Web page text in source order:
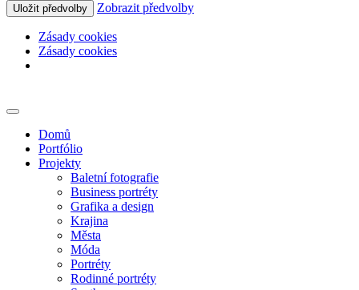
Uložit předvolby
Zobrazit předvolby
Zásady cookies
Zásady cookies
to
Domů
Portfólio
Projekty
Baletní fotografie
Business portréty
Grafika a design
Krajina
Města
Móda
Portréty
Rodinné portréty